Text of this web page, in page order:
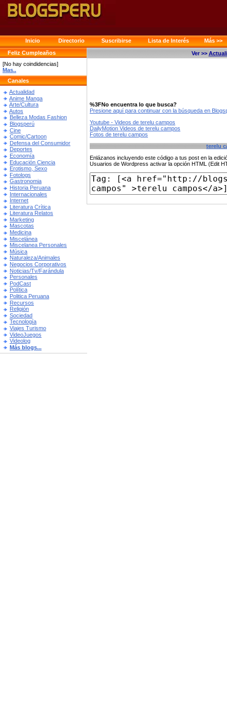
Inicio Directorio Suscribirse Lista de Interés
Más >>
Feliz Cumpleaños
[No hay coindidencias]
Mas..
Canales
Actualidad
Anime Manga
Arte/Cultura
Autos
Belleza Modas Fashion
Blogsperú
Cine
Comic/Cartoon
Defensa del Consumidor
Deportes
Economía
Educación Ciencia
Erotismo, Sexo
Fotologs
Gastronomia
Historia Peruana
Internacionales
Internet
Literatura Crítica
Literatura Relatos
Marketing
Mascotas
Medicina
Miscelánea
Miscelanea Personales
Música
Naturaleza/Animales
Negocios Corporativos
Noticias/Tv/Farándula
Personales
PodCast
Política
Politica Peruana
Recursos
Religión
Sociedad
Tecnología
Viajes Turismo
VideoJuegos
Videolog
Más blogs...
Ver >>
%3FNo encuentra lo que busca?
Presione aquí para continuar con la búsqueda en
Youtube - Videos de terelu campos
DailyMotion Videos de terelu campos
Fotos de terelu campos
terelu
Enlázanos incluyendo este código a tus post en la
Usuarios de Wordpress activar la opción HTML (Edit